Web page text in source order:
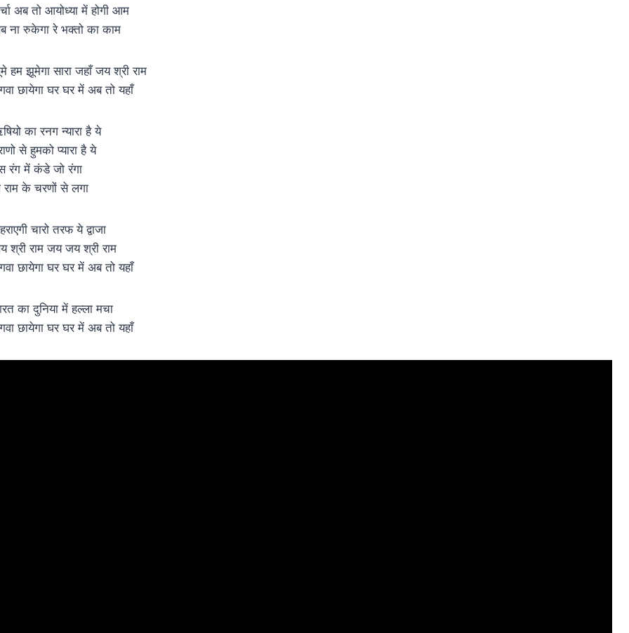
अब तो आयोध्या में होगी आम
ना रुकेगा रे भक्तो का काम
हम झूमेगा सारा जहाँ जय श्री राम
छायेगा घर घर में अब तो यहाँ
का रनग न्यारा है ये
से हुमको प्यारा है ये
रंग में कंडे जो रंगा
राम के चरणों से लगा
चारो तरफ ये द्वाजा
श्री राम जय जय श्री राम
छायेगा घर घर में अब तो यहाँ
का दुनिया में हल्ला मचा
छायेगा घर घर में अब तो यहाँ